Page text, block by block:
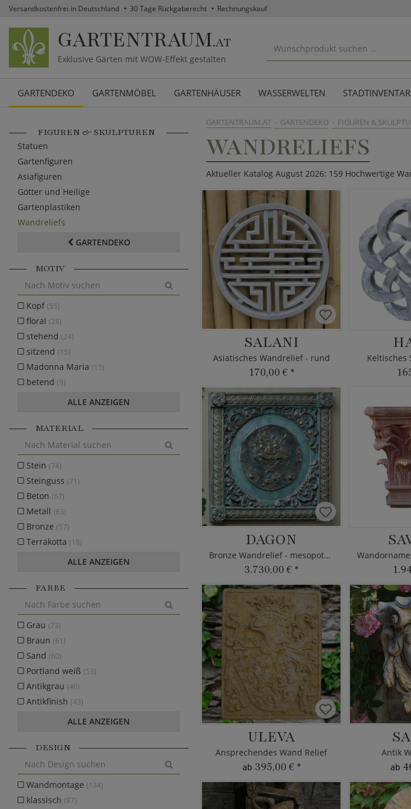
Versandkostenfrei in Deutschland 30 Tage Rückgaberecht Rechnungskauf
GARTENTRAUM.AT
Exklusive Gärten mit WOW-Effekt gestalten
GARTENDEKO GARTENMÖBEL GARTENHÄUSER WASSERWELTEN STADTINVENTAR
GARTENTRAUM.AT GARTENDEKO FIGUREN &
WANDRELIEFS
Aktueller Katalog August 2026: 159 Hochwertige
SALANI
Asiatisches Wandrelief - rund
170,00 € *
Keltisches
DAGON
Bronze Wandrelief - mesopotamische Gottheit
3.730,00 € *
ULEVA
Ansprechendes Wand Relief
ab 395,00 € *
Antik
ab
FIGUREN & SKULPTUREN
Statuen
Gartenfiguren
Asiafiguren
Götter und Heilige
Gartenplastiken
Wandreliefs
GARTENDEKO
MOTIV
Kopf (55)
floral (28)
stehend (24)
sitzend (15)
Madonna Maria (15)
betend (9)
ALLE ANZEIGEN
MATERIAL
Stein (74)
Steinguss (71)
Beton (67)
Metall (63)
Bronze (57)
Terrakotta (18)
ALLE ANZEIGEN
FARBE
Grau (73)
Braun (61)
Sand (60)
Portland weiß (53)
Antikgrau (46)
Antikfinish (43)
ALLE ANZEIGEN
DESIGN
Wandmontage (134)
klassisch (87)